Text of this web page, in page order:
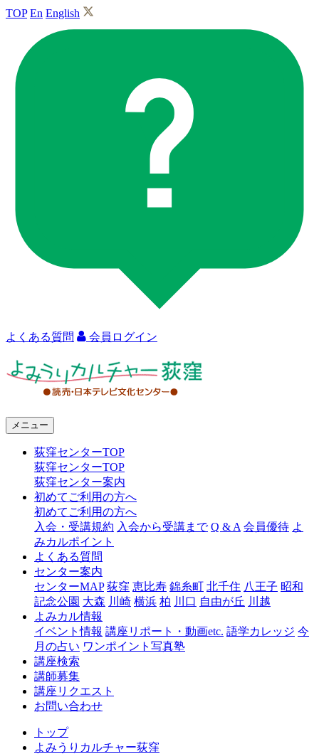
TOP En English
よくある質問 会員ログイン
ャ
窪
メニュー
荻窪センターTOP
荻窪センターTOP
荻窪センター案内
初めてご利用の方へ
初めてご利用の方へ
入会・受講規約 入会から受講まで Q & A 会員優待 よ
みカルポイント
よくある質問
センター案内
センターMAP 荻窪 恵比寿 錦糸町 北千住 八王子 昭和
記念公園 大森 川崎 横浜 柏 川口 自由が丘 川越
よみカル情報
イベント情報 講座リポート・動画etc. 語学カレッジ 今
月の占い ワンポイント写真塾
講座検索
講師募集
講座リクエスト
お問い合わせ
トップ
よみうりカルチャー荻窪